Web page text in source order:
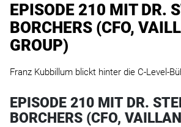
EPISODE 210 MIT DR.
BORCHERS (CFO,
GROUP)
Franz Kubbillum blickt hinter die C-Level-
EPISODE 210 MIT DR.
BORCHERS (CFO,